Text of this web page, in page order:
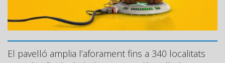
El pavelló amplia l’aforament fins a 340 localitats